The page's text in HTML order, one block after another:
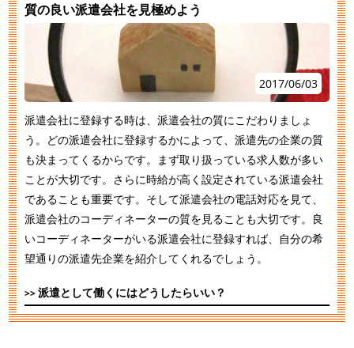
質の良い派遣会社を見極めよう
2017/06/03
派遣会社に登録する時は、派遣会社の質にこだわりましょ
う。どの派遣会社に登録するかによって、派遣先の企業の質
も決まってくるからです。まず取り扱っている求人数が多い
ことが大切です。さらに時給が高く設定されている派遣会社
であることも重要です。そして派遣会社の電話対応を見て、
派遣会社のコーディネーターの質を見ることも大切です。良
いコーディネーターがいる派遣会社に登録すれば、自分の希
望通りの派遣先企業を紹介してくれるでしょう。
派遣として働くにはどうしたらいい？